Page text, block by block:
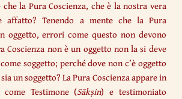
la Pura Coscienza, che è la nostra vera
affatto? Tenendo a mente che la Pura
oggetto, errori come questo non devono
Coscienza non è un oggetto non la si deve
soggetto; perché dove non c’è oggetto
un soggetto? La Pura Coscienza appare in
Testimone (Sākṣin) e testimoniato